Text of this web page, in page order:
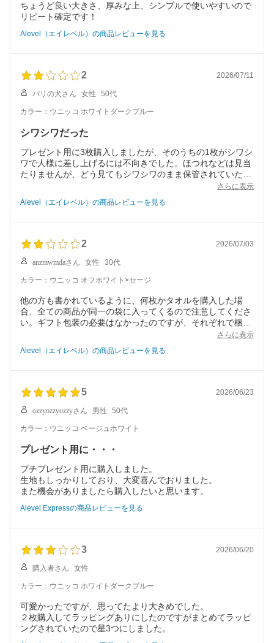
ちょうど良い大きさ、厚みな上、シンプルで使いやすいので
リピート確定です！
Alevel（エイレベル）の商品レビューを見る
2 2026/07/11
パリの犬さん 女性 50代
カラー：ウニッコ ホワイトダークブルー
シワシワだった
プレゼント用に3枚購入しましたが、そのうちの1枚がシワシ
ワで人様に差し上げるには不向きでした。ほつれなどは見当
たりませんが、どう見てもシワシワのまま保管されていたよ
リピートでしたがいつも良いものが届くとは限らないようで
さらに表示
Alevel（エイレベル）の商品レビューを見る
2 2026/07/03
anzmwmdaさん 女性 30代
カラー：ウニッコ オフホワイト×セージ
他の方も書かれているように、何枚かタオルを購入した場
合、全ての商品が同一の袋に入ってくるので注意してくださ
い。ギフト包装の必要はなかったのですが、それぞれで梱包
してあると良かったです。予めショップに個包装の希望を伝
常に綺麗でしたので、逆に気になってしまいました。
さらに表示
Alevel（エイレベル）の商品レビューを見る
5 2026/06/23
ozzyozzyozzyさん 男性 50代
カラー：ウニッコ ベージュホワイト
プレゼント用に・・・
プチプレゼント用に購入しました。
生地もしっかりしており、大変喜んでおりました。
また機会がありましたら購入したいと思います。
Alevel Expressの商品レビューを見る
3 2026/06/20
購入者さん 女性
カラー：ウニッコ ホワイトダークブルー
可愛かったですが、思ってたより大きめでした。
２枚購入してラッピングありにしたのですがまとめてラッピ
ングされていたので星3つにしました。